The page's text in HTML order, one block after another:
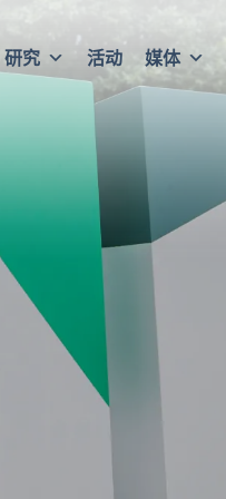
研究 活动 媒体